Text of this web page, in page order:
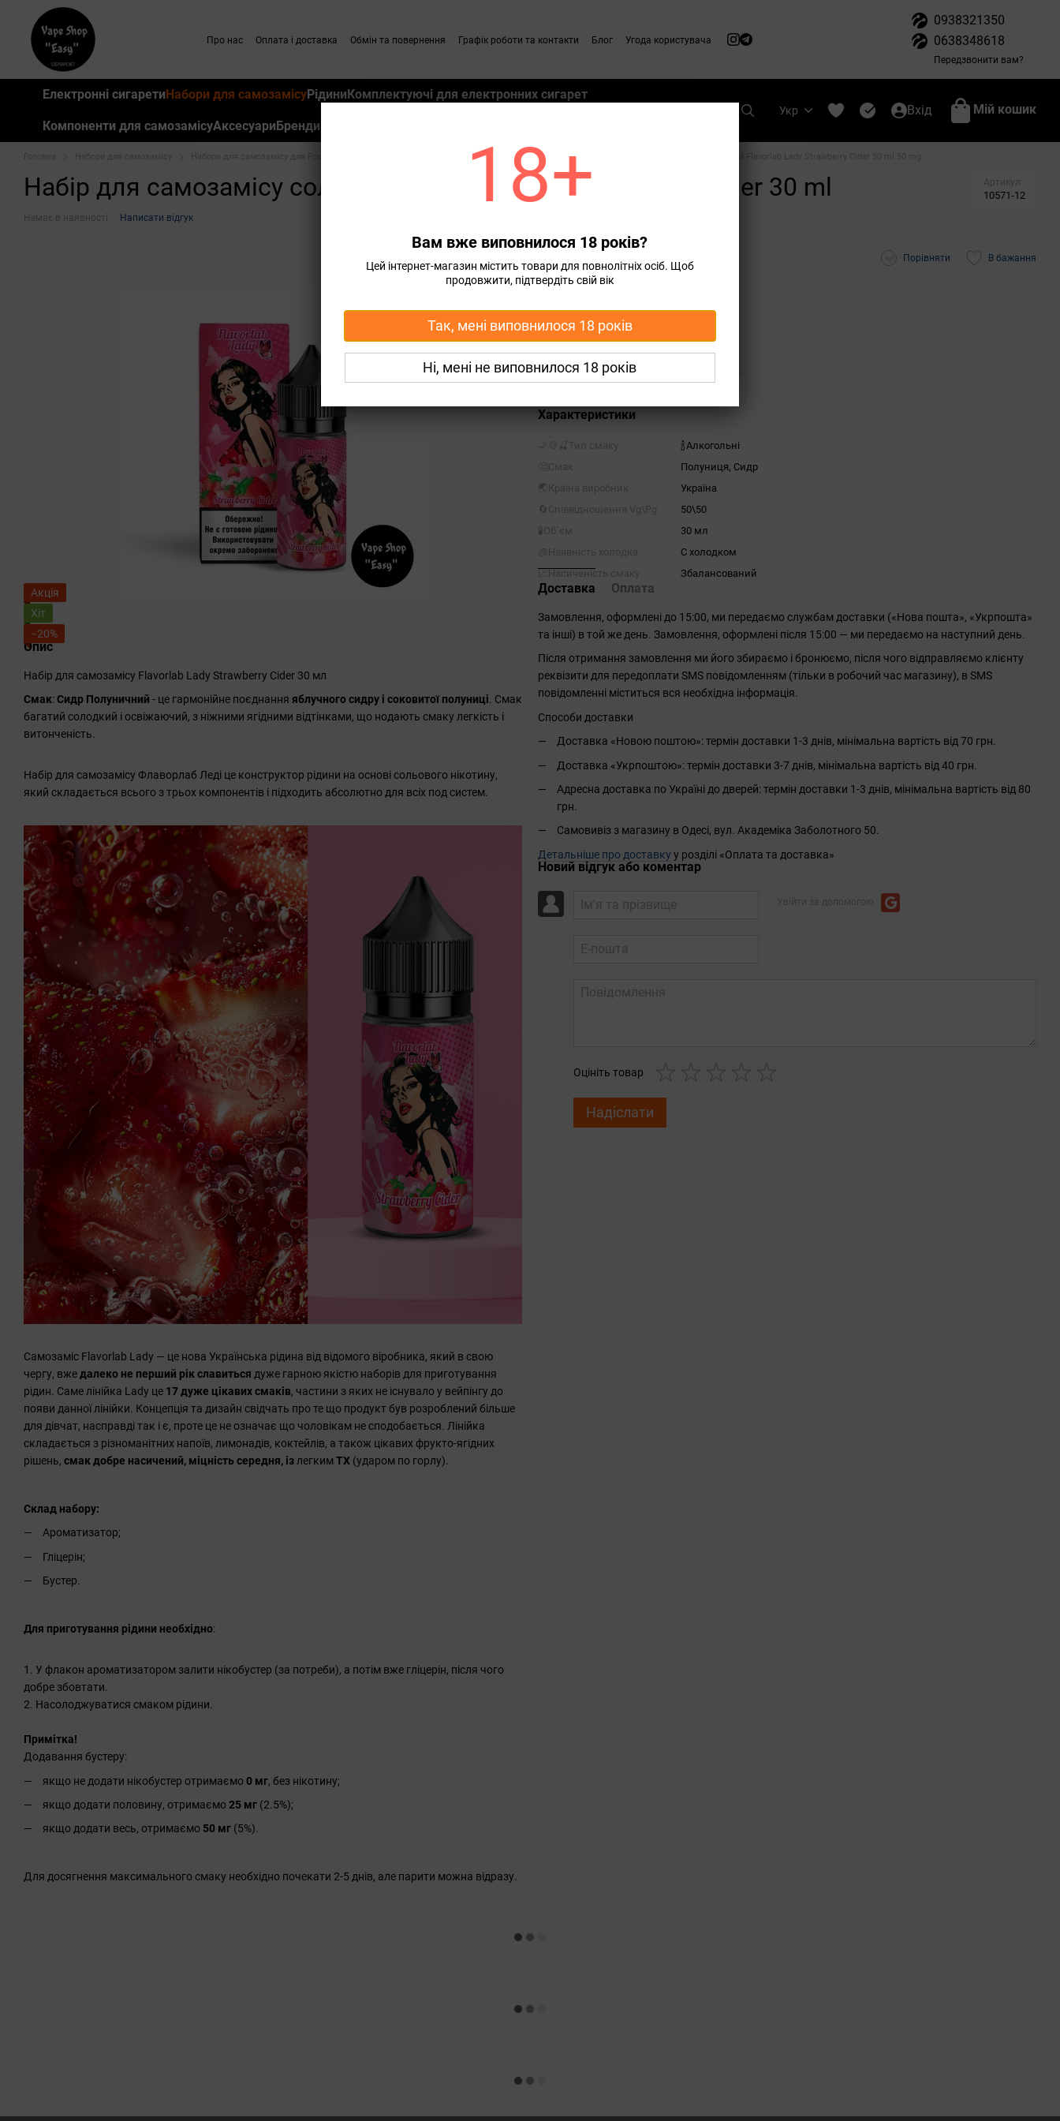
Перейти до основного контенту
Про нас Оплата і доставка Обмін та повернення Графік роботи та контакти Блог Угода користувача
0938321350
0638348618
Передзвонити вам?
Електронні сигаретиНабори для самозамісуРідиниКомплектуючі для електронних сигарет
Компоненти для самозамісуАксесуариБренди
Укр Вхід Мій кошик
Набори для самозамісу для Pod систем Набори для самозамісу для Pod систем Flavorlab Lady Набір для самозамісу сольовий Flavorlab Lady Strawberry Cider 30 ml 50 mg
Набір для самозамісу сольовий Flavorlab Lady Strawberry Cider 30 ml Артикул
10571-12
Немає в наявності Написати відгук
Акція
Хіт
−20%
Опис
Набір для самозамісу Flavorlab Lady Strawberry Cider 30 мл
Смак:Сидр Полуничний - це гармонійне поєднання яблучного сидру і соковитої полуниці. Смак
багатий солодкий і освіжаючий, з ніжними ягідними відтінками, що нодають смаку легкість і
витонченість.
Набір для самозамісу Флаворлаб Леді це конструктор рідини на основі сольового нікотину,
який складається всього з трьох компонентів і підходить абсолютно для всіх под систем.
Самозаміс Flavorlab Lady — це нова Українська рідина від відомого віробника, який в свою
чергу, вжедалеко не перший рік славиться дуже гарною якістю наборів для приготування
рідин. Саме лінійка Lady це 17 дуже цікавих смаків, частини з яких не існувало у вейпінгу до
появи данної лінійки. Концепція та дизайн свідчать про те що продукт був розроблений більше
для дівчат, насправді так і є, проте це не означає що чоловікам не сподобається. Лінійка
складається з різноманітних напоїв, лимонадів, коктейлів, а також цікавих фрукто-ягідних
рішень, смак добре насичений, міцність середня, із легким ТХ (ударом по горлу).
Склад набору:
Ароматизатор;
Гліцерін;
Бустер.
Для приготування рідини необхідно:
1. У флакон ароматизатором залити нікобустер (за потреби), а потім вже гліцерін, після чого
добре збовтати.
2. Насолоджуватися смаком рідини.
Примітка!
Додавання бустеру:
якщо не додати нікобустер отримаємо 0 мг, без нікотину;
якщо додати половину, отримаємо 25 мг (2.5%);
якщо додати весь, отримаємо 50 мг (5%).
Для досягнення максимального смаку необхідно почекати 2-5 днів, але парити можна відразу.
280 грн 350 грн Порівняти В бажання
50 мг
Повідомити, коли з'явиться
Характеристики
🚬🍪🍒Тип смаку
🍾Алкогольні
🤔Смак
Полуниця, Сидр
🌏Країна виробник
Україна
🔄Співвідношення Vg\Pg
50\50
🧪Об`єм
30 мл
🧊Наявність холодка
С холодком
📈Насиченість смаку
Збалансований
Доставка Оплата
Замовлення, оформлені до 15:00, ми передаємо службам доставки («Нова пошта», «Укрпошта»
та інші) в той же день. Замовлення, оформлені після 15:00 — ми передаємо на наступний день.
Після отримання замовлення ми його збираємо і бронюємо, після чого відправляємо клієнту
реквізити для передоплати SMS повідомленням (тільки в робочий час магазину), в SMS
повідомленні міститься вся необхідна інформація.
Способи доставки
Доставка «Новою поштою»: термін доставки 1-3 днів, мінімальна вартість від 70 грн.
Доставка «Укрпоштою»: термін доставки 3-7 днів, мінімальна вартість від 40 грн.
Адресна доставка по Україні до дверей: термін доставки 1-3 днів, мінімальна вартість від 80
грн.
Самовивіз з магазину в Одесі, вул. Академіка Заболотного 50.
Детальніше про доставку у розділі «Оплата та доставка»
Новий відгук або коментар
Оцініть товар
Надіслати
18+
Вам вже виповнилося 18 років?
Цей інтернет-магазин містить товари для повнолітніх осіб. Щоб
продовжити, підтвердіть свій вік
Так, мені виповнилося 18 років
Ні, мені не виповнилося 18 років